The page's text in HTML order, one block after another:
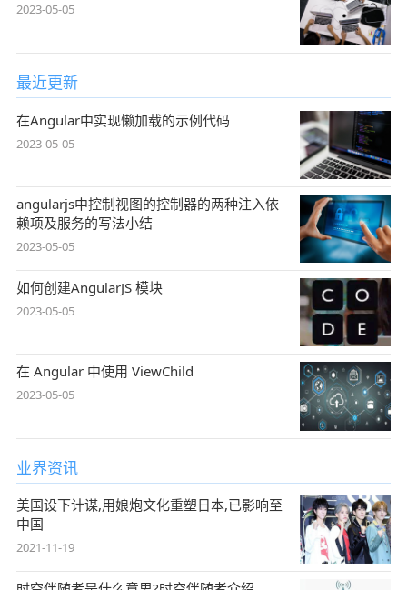
2023-05-05
最近更新
在Angular中实现懒加载的示例代码
2023-05-05
angularjs中控制视图的控制器的两种注入依
赖项及服务的写法小结
2023-05-05
如何创建AngularJS 模块
2023-05-05
在 Angular 中使用 ViewChild
2023-05-05
业界资讯
美国设下计谋,用娘炮文化重塑日本,已影响至
中国
2021-11-19